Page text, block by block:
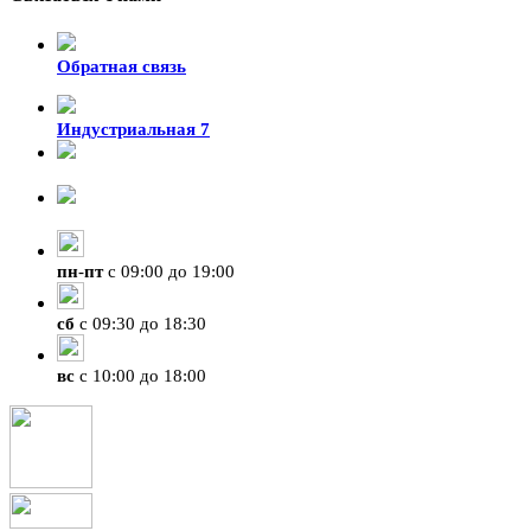
Обратная связь
Индустриальная 7
пн-птс 09:00 до 19:00
сб с 09:30 до 18:30
вс с 10:00 до 18:00